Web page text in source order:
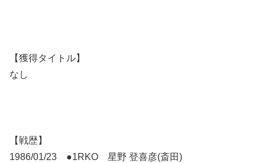
【獲得タイトル】
なし
【戦歴】
1986/01/23 ●1RKO 星野 登喜彦(斎田)